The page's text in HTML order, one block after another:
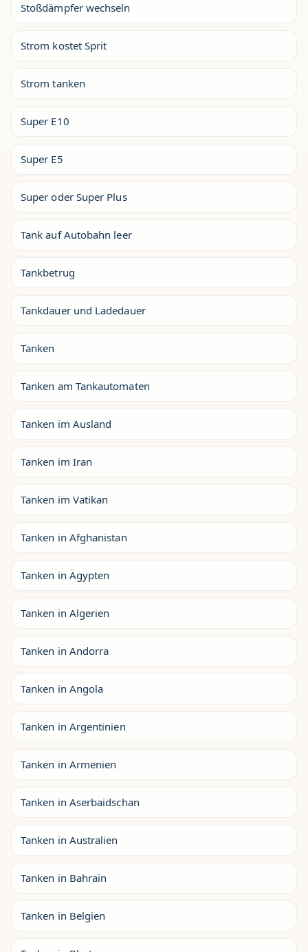
Stoßdämpfer wechseln
Strom kostet Sprit
Strom tanken
Super E10
Super E5
Super oder Super Plus
Tank auf Autobahn leer
Tankbetrug
Tankdauer und Ladedauer
Tanken
Tanken am Tankautomaten
Tanken im Ausland
Tanken im Iran
Tanken im Vatikan
Tanken in Afghanistan
Tanken in Ägypten
Tanken in Algerien
Tanken in Andorra
Tanken in Angola
Tanken in Argentinien
Tanken in Armenien
Tanken in Aserbaidschan
Tanken in Australien
Tanken in Bahrain
Tanken in Belgien